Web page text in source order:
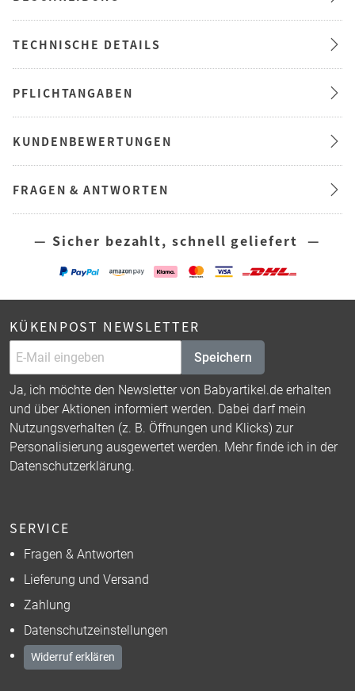
TECHNISCHE DETAILS
PFLICHTANGABEN
KUNDENBEWERTUNGEN
FRAGEN & ANTWORTEN
— Sicher bezahlt, schnell geliefert —
KÜKENPOST NEWSLETTER
Speichern
Ja, ich möchte den Newsletter von Babyartikel.de erhalten
und über Aktionen informiert werden. Dabei darf mein
Nutzungsverhalten (z. B. Öffnungen und Klicks) zur
Personalisierung ausgewertet werden. Mehr finde ich in der
Datenschutzerklärung.
SERVICE
Fragen & Antworten
Lieferung und Versand
Zahlung
Datenschutzeinstellungen
Widerruf erklären